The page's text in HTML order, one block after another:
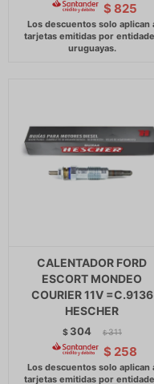
$ 825
CALENTADOR FORD
ESCORT MONDEO
COURIER 11V =C.9136
HESCHER
$ 304 $ 311
$ 258